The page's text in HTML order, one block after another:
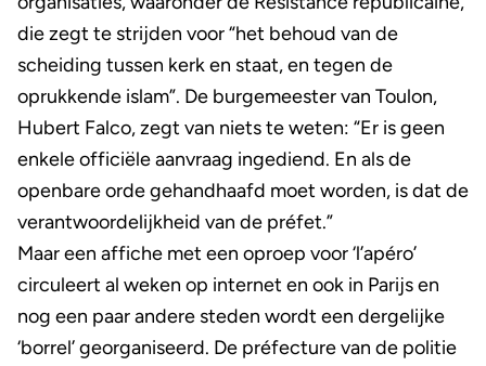
die zegt te strijden voor “het behoud van de
scheiding tussen kerk en staat, en tegen de
oprukkende islam”. De burgemeester van Toulon,
Hubert Falco, zegt van niets te weten: “Er is geen
enkele officiële aanvraag ingediend. En als de
openbare orde gehandhaafd moet worden, is dat de
verantwoordelijkheid van de préfet.”
Maar een affiche met een oproep voor ‘l’apéro’
circuleert al weken op internet en ook in Parijs en
nog een paar andere steden wordt een dergelijke
‘borrel’ georganiseerd. De préfecture van de politie